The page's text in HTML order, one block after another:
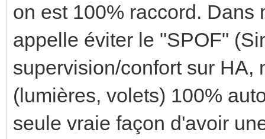
on est 100% raccord. Dans
appelle éviter le "SPOF"
supervision/confort sur
(lumières, volets) 100%
seule vraie façon d'avoir